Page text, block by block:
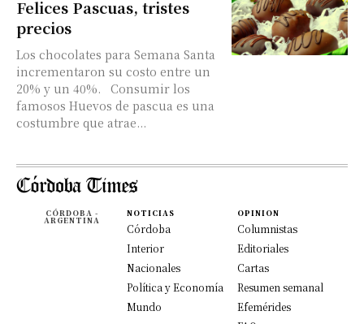
Felices Pascuas, tristes
precios
Los chocolates para Semana Santa
incrementaron su costo entre un
20% y un 40%. Consumir los
famosos Huevos de pascua es una
costumbre que atrae...
CÓRDOBA -
ARGENTINA
NOTICIAS
Córdoba
Interior
Nacionales
Política y Economía
Mundo
OPINION
Columnistas
Editoriales
Cartas
Resumen semanal
Efemérides